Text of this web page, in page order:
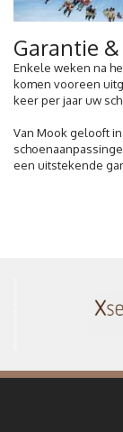
Garantie
Enkele weken na
komen vooreen
keer per jaar uw
Van Mook gelooft
een uitstekende